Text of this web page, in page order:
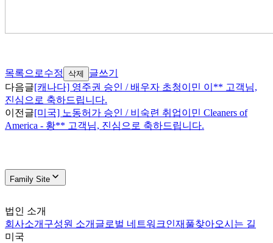
목록으로수정 삭제
글쓰기
다음글[캐나다] 영주권 승인 / 배우자 초청이민 이** 고객님,
진심으로 축하드립니다.
이전글[미국] 노동허가 승인 / 비숙련 취업이민 Cleaners of
America - 황** 고객님, 진심으로 축하드립니다.
Family Site
법인 소개
회사소개 구성원 소개 글로벌 네트워크인재풀찾아오시는 길
미국